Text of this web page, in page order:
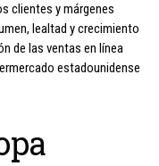
clientes y márgenes
lealtad y crecimiento
de las ventas en línea
estadounidense